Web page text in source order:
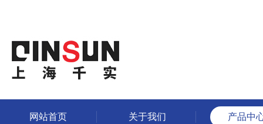
网站首页 关于我们 产品中